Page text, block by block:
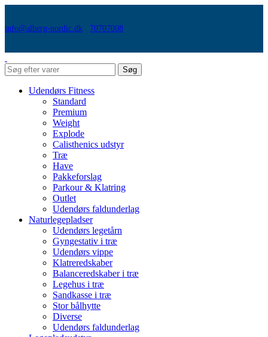
info@alberg-nordic.dk 70707008
Søg
Udendørs Fitness
Standard
Premium
Weight
Explode
Calisthenics udstyr
Træ
Have
Pakkeforslag
Parkour & Klatring
Outlet
Udendørs faldunderlag
Naturlegepladser
Udendørs legetårn
Gyngestativ i træ
Udendørs vippe
Klatreredskaber
Balanceredskaber i træ
Legehus i træ
Sandkasse i træ
Stor bålhytte
Diverse
Udendørs faldunderlag